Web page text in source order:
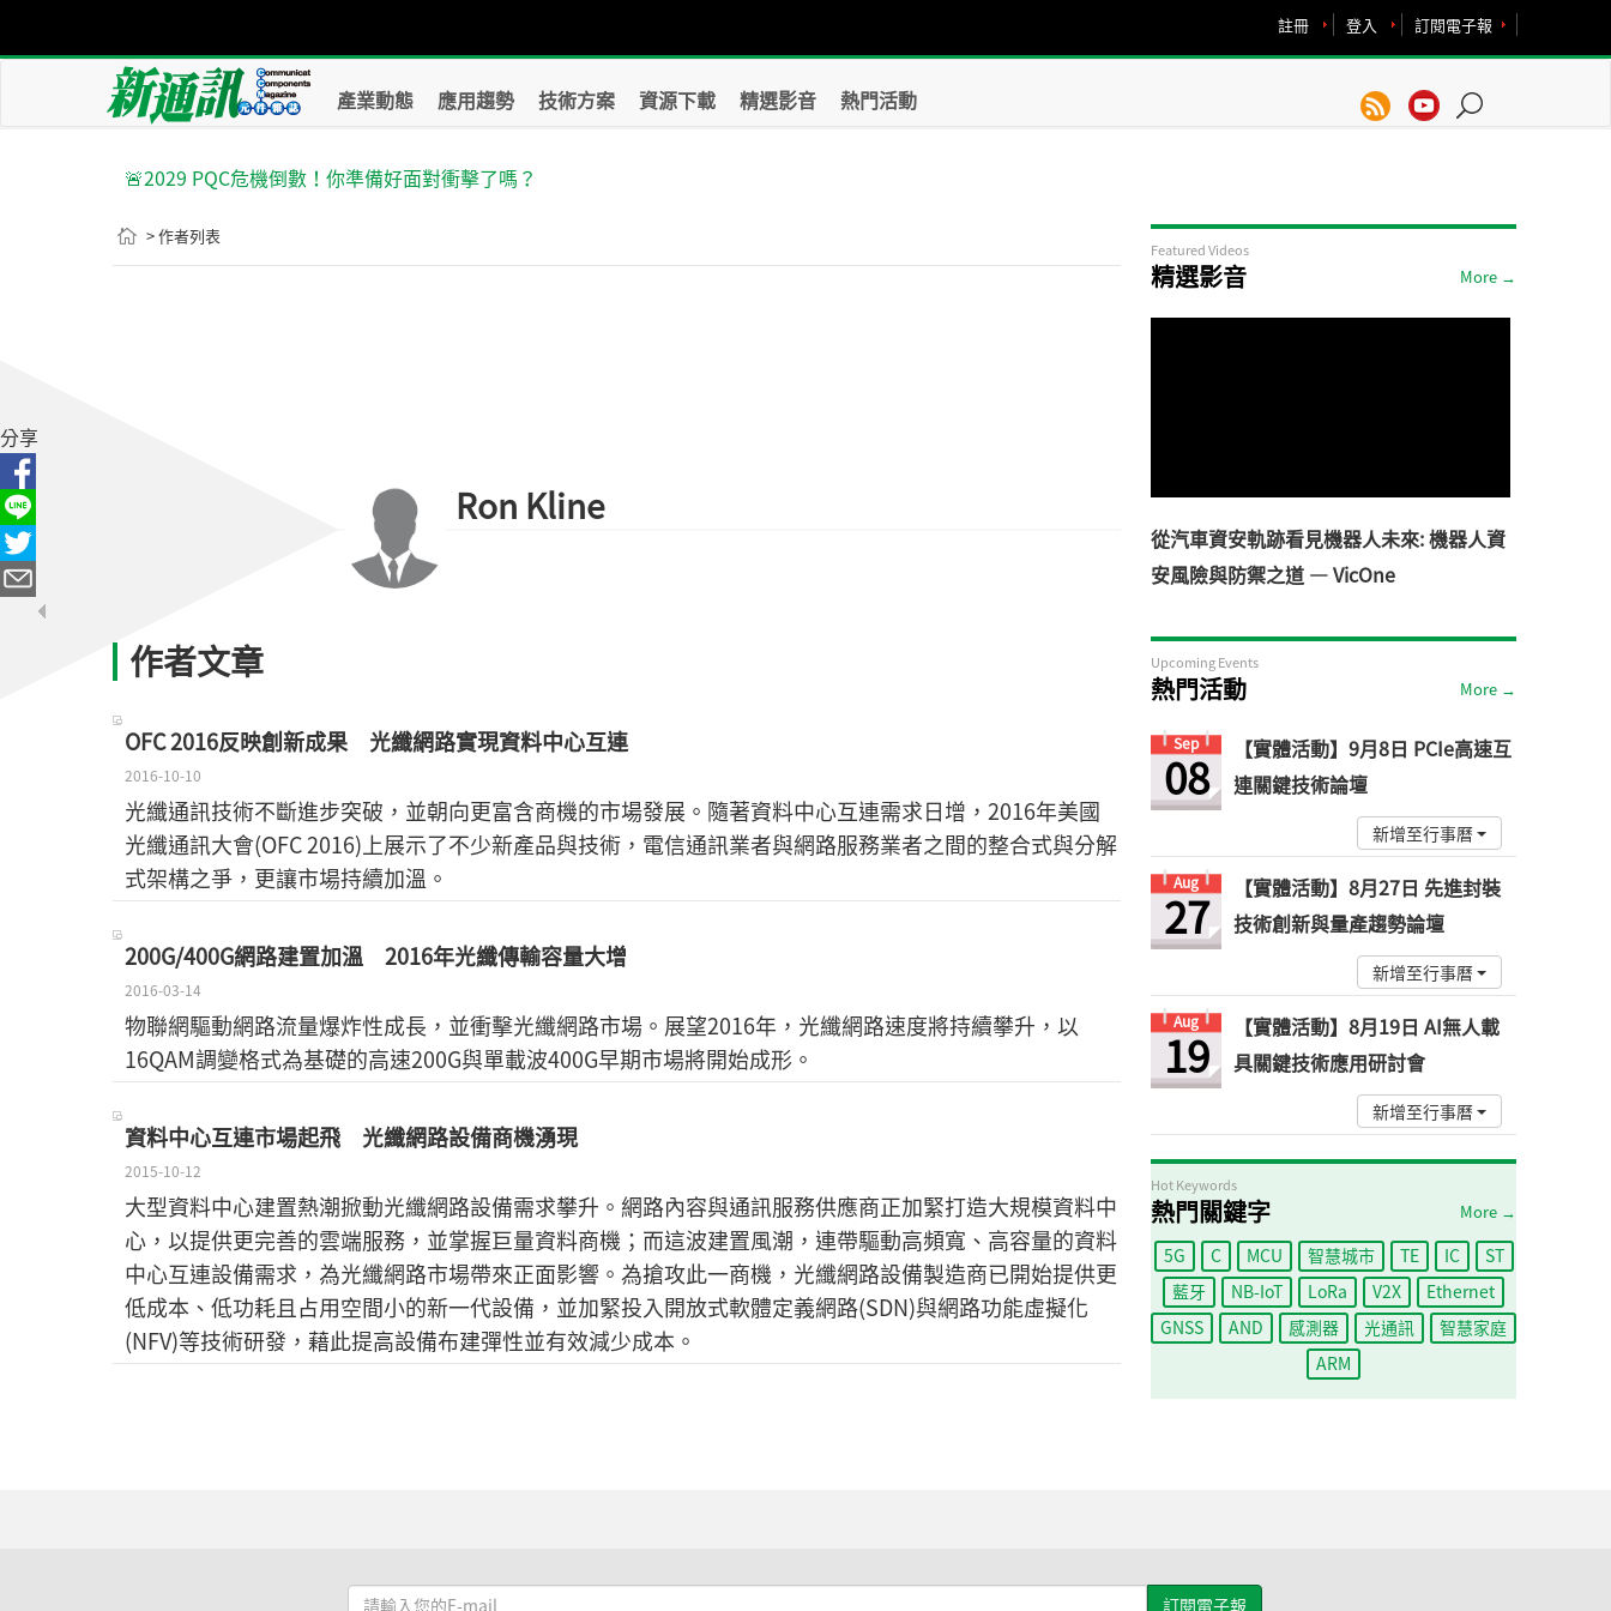
訂閱電子報
登入
註冊
產業動態 應用趨勢 技術方案 資源下載 精選影音 熱門活動
🚨2029 PQC危機倒數！你準備好面對衝擊了嗎？
> 作者列表
Ron Kline
作者文章
OFC 2016反映創新成果 光纖網路實現資料中心互連
2016-10-10
光纖通訊技術不斷進步突破，並朝向更富含商機的市場發展。隨著資料中心互連需求日增，2016年美國
光纖通訊大會(OFC 2016)上展示了不少新產品與技術，電信通訊業者與網路服務業者之間的整合式與分解
式架構之爭，更讓市場持續加溫。
200G/400G網路建置加溫 2016年光纖傳輸容量大增
2016-03-14
物聯網驅動網路流量爆炸性成長，並衝擊光纖網路市場。展望2016年，光纖網路速度將持續攀升，以
16QAM調變格式為基礎的高速200G與單載波400G早期市場將開始成形。
資料中心互連市場起飛 光纖網路設備商機湧現
2015-10-12
大型資料中心建置熱潮掀動光纖網路設備需求攀升。網路內容與通訊服務供應商正加緊打造大規模資料中
心，以提供更完善的雲端服務，並掌握巨量資料商機；而這波建置風潮，連帶驅動高頻寬、高容量的資料
中心互連設備需求，為光纖網路市場帶來正面影響。為搶攻此一商機，光纖網路設備製造商已開始提供更
低成本、低功耗且占用空間小的新一代設備，並加緊投入開放式軟體定義網路(SDN)與網路功能虛擬化
(NFV)等技術研發，藉此提高設備布建彈性並有效減少成本。
Featured Videos
精選影音 More →
從汽車資安軌跡看見機器人未來: 機器人資
安風險與防禦之道 — VicOne
Upcoming Events
熱門活動 More →
Sep
08
【實體活動】9月8日 PCIe高速互
連關鍵技術論壇
新增至行事曆
Aug
27
【實體活動】8月27日 先進封裝
技術創新與量產趨勢論壇
新增至行事曆
Aug
19
【實體活動】8月19日 AI無人載
具關鍵技術應用研討會
新增至行事曆
Hot Keywords
熱門關鍵字 More →
5G C MCU 智慧城市 TE IC
ST
藍牙
NB-IoT LoRa V2X
Ethernet
GNSS
AND 感測器 光通訊
智慧家庭
ARM
請
分享